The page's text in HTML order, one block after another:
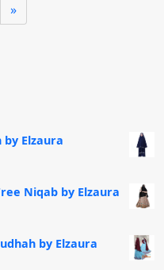
»
Elzaura
Niqab by Elzaura
by Elzaura